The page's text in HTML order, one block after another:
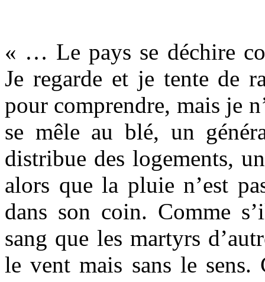
« … Le pays se déchire
Je regarde et je tente de
pour comprendre, mais je
se mêle au blé, un
distribue des logements,
alors que la pluie n’est
dans son coin. Comme
sang que les martyrs
le vent mais sans le